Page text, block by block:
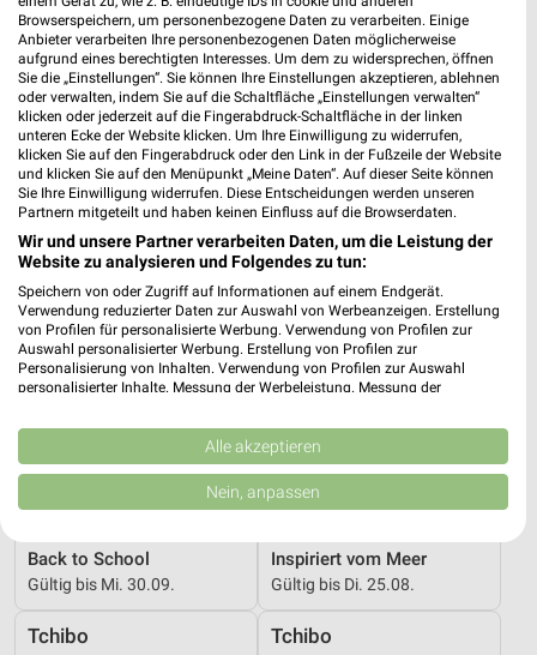
0,9 km
Voilà, c’est moi
Gültig ab Mi. 12.08.
0,9 km
Einfach draußen kochen
Gültig bis Di. 18.08.
GALERIA Karstadt Kaufhof
Back to School
Gültig bis Mi. 30.09.
Tchibo
Inspiriert vom Meer
Gültig bis Di. 25.08.
Tchibo Tchibo
Browserspeichern, um personenbezogene Daten zu verarbeiten. Einige
Anbieter verarbeiten Ihre personenbezogenen Daten möglicherweise
aufgrund eines berechtigten Interesses. Um dem zu widersprechen, öffnen
Sie die „Einstellungen“. Sie können Ihre Einstellungen akzeptieren, ablehnen
oder verwalten, indem Sie auf die Schaltfläche „Einstellungen verwalten“
klicken oder jederzeit auf die Fingerabdruck-Schaltfläche in der linken
unteren Ecke der Website klicken. Um Ihre Einwilligung zu widerrufen,
klicken Sie auf den Fingerabdruck oder den Link in der Fußzeile der Website
und klicken Sie auf den Menüpunkt „Meine Daten“. Auf dieser Seite können
Sie Ihre Einwilligung widerrufen. Diese Entscheidungen werden unseren
Partnern mitgeteilt und haben keinen Einfluss auf die Browserdaten.
Wir und unsere Partner verarbeiten Daten, um die Leistung der
Website zu analysieren und Folgendes zu tun:
Speichern von oder Zugriff auf Informationen auf einem Endgerät.
Verwendung reduzierter Daten zur Auswahl von Werbeanzeigen. Erstellung
von Profilen für personalisierte Werbung. Verwendung von Profilen zur
Auswahl personalisierter Werbung. Erstellung von Profilen zur
Personalisierung von Inhalten. Verwendung von Profilen zur Auswahl
personalisierter Inhalte. Messung der Werbeleistung. Messung der
Kombinationen von Daten aus verschiedenen Quellen. Entwicklung und
Verbesserung der Angebote. Verwendung reduzierter Daten zur Auswahl
von Inhalten.
Daten können außerhalb der Europäischen Union weitergegeben und in die
Website/App.
Partnerliste anzeigen (1 IAB-Anbieter)
IAB-Verarbeitungszwecke:
Alle akzeptieren
Nein, anpassen